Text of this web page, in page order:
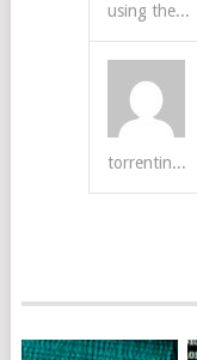
using the...
torrentin...